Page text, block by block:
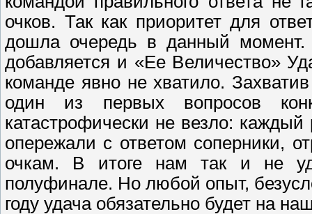
очков. Так как приоритет для
дошла очередь в данный
добавляется и «Ее Величество»
команде явно не хватило.
один из первых вопросов
катастрофически не везло:
опережали с ответом соперники,
очкам. В итоге нам так и не
полуфинале. Но любой опыт,
году удача обязательно будет на